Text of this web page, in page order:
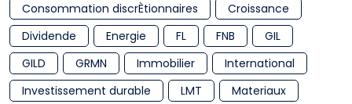
Consommation discrÈtionnaires
Croissance
Dividende
Energie FL FNB
GIL
GILD
GRMN Immobilier
International
Investissement durable
LMT
Materiaux